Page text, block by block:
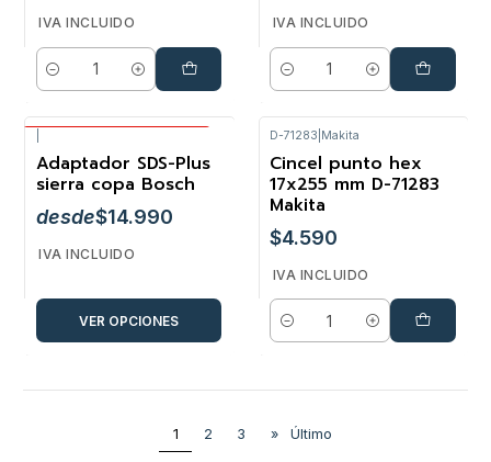
IVA INCLUIDO
Cantidad
IVA INCLUIDO
Cantidad
Adaptador SDS-Plus
sierra copa Bosch
desde$14.990
IVA INCLUIDO
VER OPCIONES
D-71283 Makita
Cincel punto hex
17x255 mm D-71283
Makita
$4.590
IVA INCLUIDO
Cantidad
1 2 3 » Último